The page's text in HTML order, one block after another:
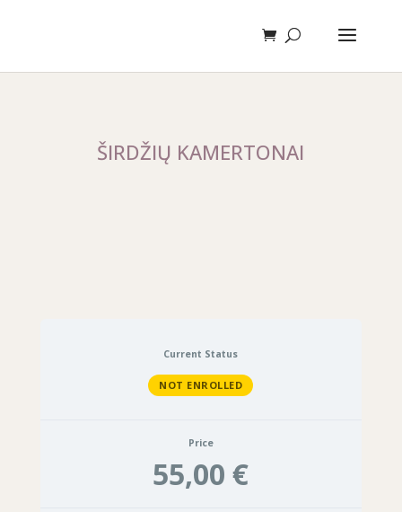
ŠIRDŽIŲ KAMERTONAI
Current Status
NOT ENROLLED
Price
55,00 €